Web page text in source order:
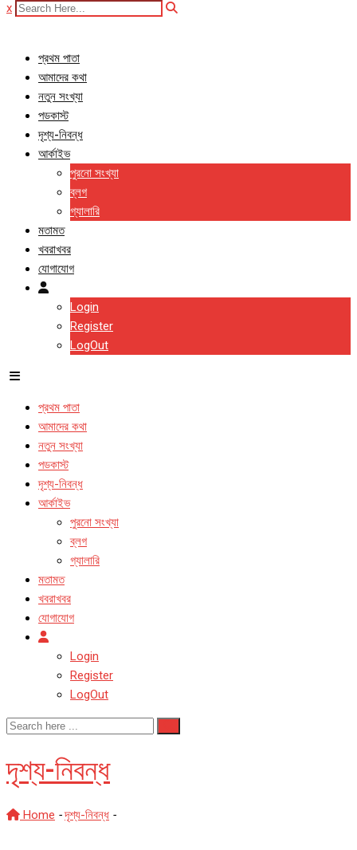
x
প্রথম পাতা
আমাদের কথা
নতুন সংখ্যা
পডকাস্ট
দৃশ্য-নিবন্ধ
আর্কাইভ
পুরনো সংখ্যা
ব্লগ
গ্যালারি
মতামত
খবরাখবর
যোগাযোগ
Login
Register
LogOut
প্রথম পাতা
আমাদের কথা
নতুন সংখ্যা
পডকাস্ট
দৃশ্য-নিবন্ধ
আর্কাইভ
পুরনো সংখ্যা
ব্লগ
গ্যালারি
মতামত
খবরাখবর
যোগাযোগ
Login
Register
LogOut
দৃশ্য-নিবন্ধ
Home -দৃশ্য-নিবন্ধ -